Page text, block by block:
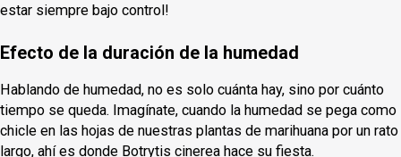
estar siempre bajo control!
Efecto de la duración de la humedad
Hablando de humedad, no es solo cuánta hay, sino por cuánto
tiempo se queda. Imagínate, cuando la humedad se pega como
chicle en las hojas de nuestras plantas de marihuana por un rato
largo, ahí es donde Botrytis cinerea hace su fiesta.